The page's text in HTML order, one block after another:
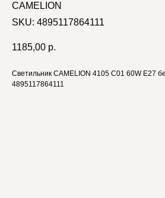
CAMELION
SKU: 4895117864111
1185,00 р.
Светильник CAMELION 4105 C01 60W E27
4895117864111